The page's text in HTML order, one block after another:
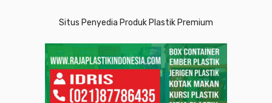
Situs Penyedia Produk Plastik Premium